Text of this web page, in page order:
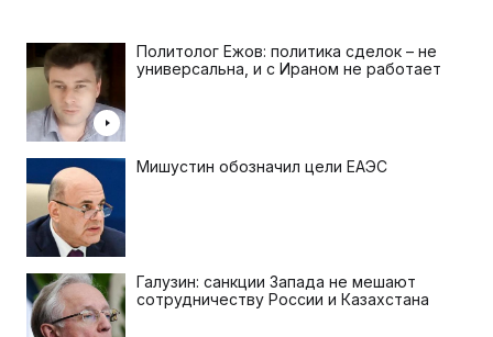
Политолог Ежов: политика сделок – не
универсальна, и с Ираном не работает
Мишустин обозначил цели ЕАЭС
Галузин: санкции Запада не мешают
сотрудничеству России и Казахстана